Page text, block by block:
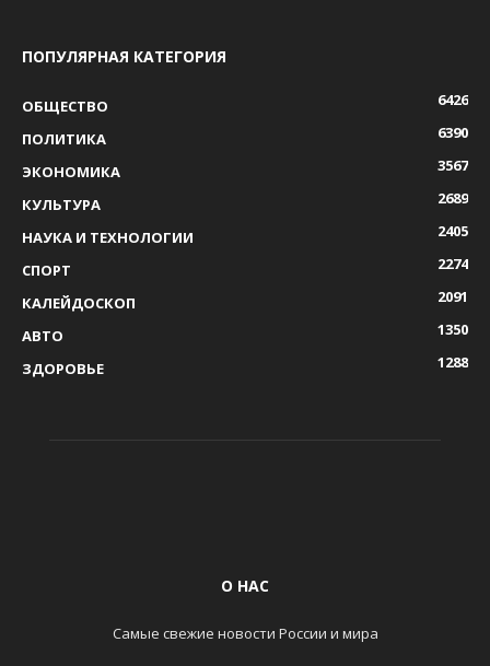
ПОПУЛЯРНАЯ КАТЕГОРИЯ
ОБЩЕСТВО
6426
ПОЛИТИКА
6390
ЭКОНОМИКА
3567
КУЛЬТУРА
2689
НАУКА И ТЕХНОЛОГИИ
2405
СПОРТ
2274
КАЛЕЙДОСКОП
2091
АВТО
1350
ЗДОРОВЬЕ
1288
О НАС
Самые свежие новости России и мира